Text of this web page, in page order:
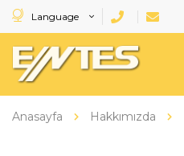
Language
Anasayfa Hakkımızda